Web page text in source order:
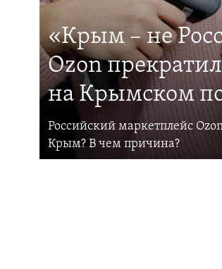
«Крым – не
Ozon
на Крымском
Российский маркетплейс
Крым? В чем причина?